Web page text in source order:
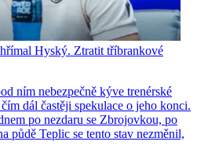
Hyský. Ztratit tříbrankové
ním nebezpečně kýve trenérské
dál častěji spekulace o jeho konci.
po nezdaru se Zbrojovkou, po
půdě Teplic se tento stav nezměnil,